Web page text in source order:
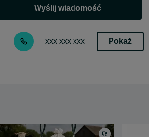
Wyślij wiadomość
xxx xxx xxx Pokaż